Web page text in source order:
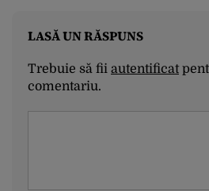
LASĂ UN RĂSPUNS
Trebuie să fii autentificat
comentariu.